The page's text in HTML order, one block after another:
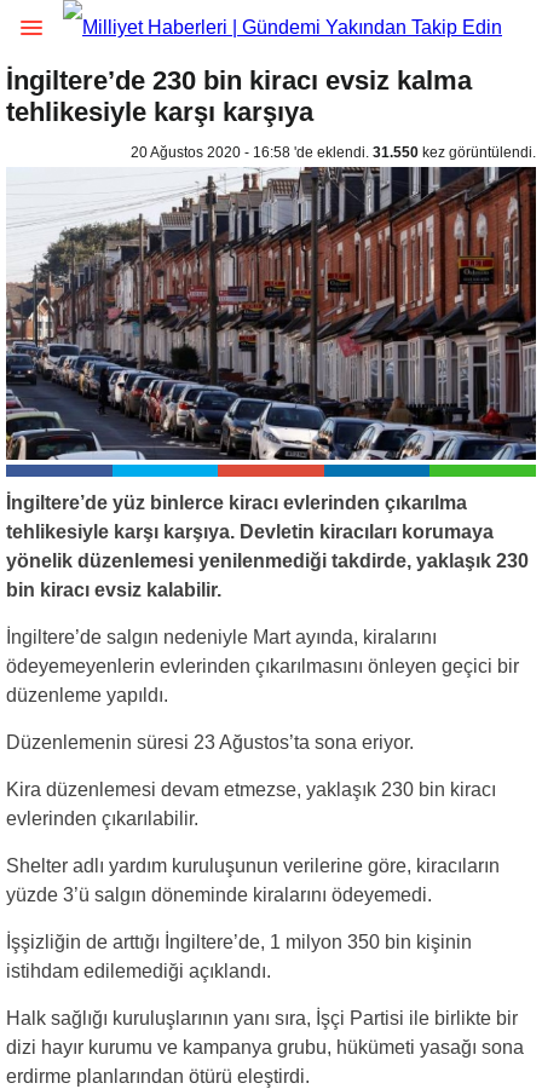
İngiltere’de 230 bin kiracı evsiz kalma
tehlikesiyle karşı karşıya
20 Ağustos 2020 - 16:58 'de eklendi. 31.550 kez görüntülendi.
İngiltere’de yüz binlerce kiracı evlerinden çıkarılma
tehlikesiyle karşı karşıya. Devletin kiracıları korumaya
yönelik düzenlemesi yenilenmediği takdirde, yaklaşık 230
bin kiracı evsiz kalabilir.
İngiltere’de salgın nedeniyle Mart ayında, kiralarını
ödeyemeyenlerin evlerinden çıkarılmasını önleyen geçici bir
düzenleme yapıldı.
Düzenlemenin süresi 23 Ağustos’ta sona eriyor.
Kira düzenlemesi devam etmezse, yaklaşık 230 bin kiracı
evlerinden çıkarılabilir.
Shelter adlı yardım kuruluşunun verilerine göre, kiracıların
yüzde 3’ü salgın döneminde kiralarını ödeyemedi.
İşşizliğin de arttığı İngiltere’de, 1 milyon 350 bin kişinin
istihdam edilemediği açıklandı.
Halk sağlığı kuruluşlarının yanı sıra, İşçi Partisi ile birlikte bir
dizi hayır kurumu ve kampanya grubu, hükümeti yasağı sona
erdirme planlarından ötürü eleştirdi.